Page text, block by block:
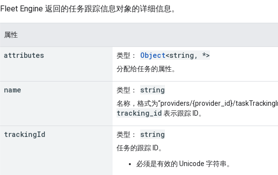
Fleet Engine 返回的任务跟踪信息对象的详细信息。
属性
attributes 类型 ： Object<string, *>
分配给任务的属性。
name 类型 ： string
名称，格式为“providers/{provider_id}/
tracking_id 表示跟踪 ID。
trackingId 类型 ： string
任务的跟踪 ID。
必须是有效的 Unicode 字符串。